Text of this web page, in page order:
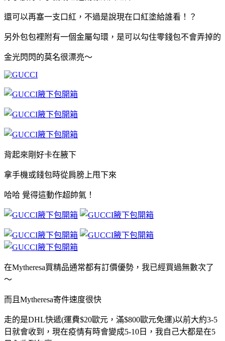
還可以再塞一支口紅，不過是說現在口紅塗給誰看！？
另外包包裡附有一個金屬勾環，是可以勾住零錢包不會弄掉的
金光閃閃的莫名很漂亮～
背起來剛好卡在腋下
拿手機或錢包時從肩膀上甩下來
哈哈 覺得這動作超帥氣！
在Mytheresa買精品通常都有訂價優勢，我已經買過無數次了
～
而且Mytheresa寄件速度很快
走的是DHL快遞(運費$20歐元，滿$800歐元免運)以前大約3-5
日就會收到，現在疫情有時會變成5-10日，我自己大都是在5